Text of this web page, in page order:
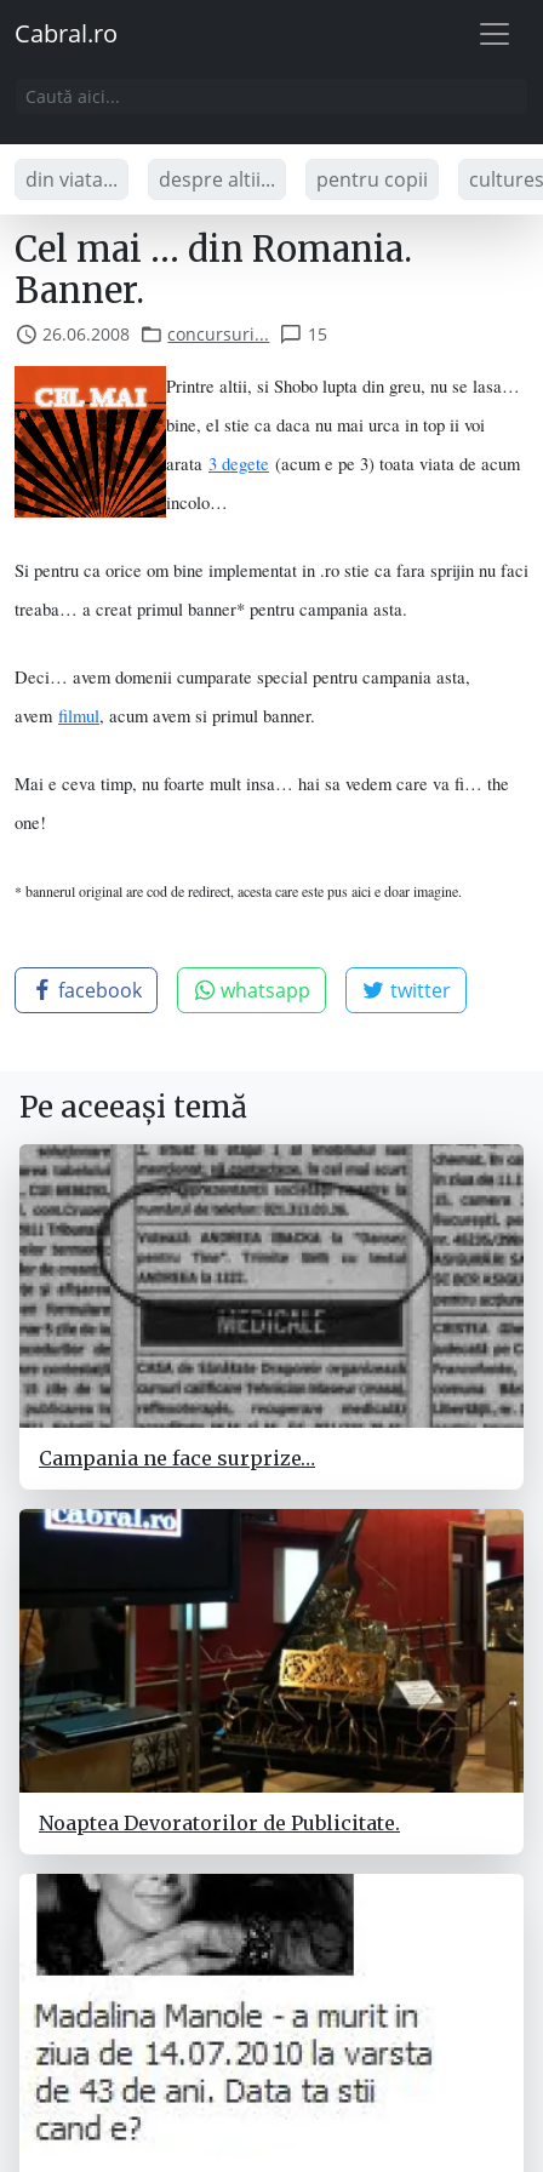
Cabral.ro
din viata... despre altii... pentru copii
Cel mai … din Romania.
Banner.
26.06.2008 concursuri... 15
Printre altii, si Shobo lupta din greu, nu se lasa…
bine, el stie ca daca nu mai urca in top ii voi
arata 3 degete (acum e pe 3) toata viata de acum
incolo…
Si pentru ca orice om bine implementat in .ro stie ca fara sprijin nu faci
treaba… a creat primul banner* pentru campania asta.
Deci… avem domenii cumparate special pentru campania asta,
avem filmul, acum avem si primul banner.
Mai e ceva timp, nu foarte mult insa… hai sa vedem care va fi… the
one!
* bannerul original are cod de redirect, acesta care este pus aici e doar imagine.
facebook whatsapp twitter
Pe aceeași temă
Campania ne face surprize…
Noaptea Devoratorilor de Publicitate.